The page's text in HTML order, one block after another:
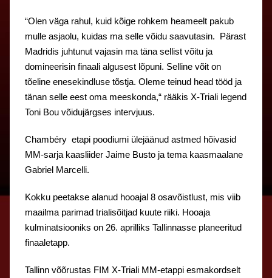
“Olen väga rahul, kuid kõige rohkem heameelt pakub
mulle asjaolu, kuidas ma selle võidu saavutasin. Pärast
Madridis juhtunut vajasin ma täna sellist võitu ja
domineerisin finaali algusest lõpuni. Selline võit on
tõeline enesekindluse tõstja. Oleme teinud head tööd ja
tänan selle eest oma meeskonda,“ rääkis X-Triali legend
Toni Bou võidujärgses intervjuus.
Chambéry etapi poodiumi ülejäänud astmed hõivasid
MM-sarja kaasliider Jaime Busto ja tema kaasmaalane
Gabriel Marcelli.
Kokku peetakse alanud hooajal 8 osavõistlust, mis viib
maailma parimad trialisõitjad kuute riiki. Hooaja
kulminatsiooniks on 26. aprilliks Tallinnasse planeeritud
finaaletapp.
Tallinn võõrustas FIM X-Triali MM-etappi esmakordselt